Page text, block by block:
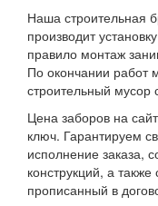
Наша строительная
производит
правило монтаж
По окончании работ
строительный мусор
Цена заборов на
ключ. Гарантируем
исполнение заказа,
конструкций, а
прописанный в